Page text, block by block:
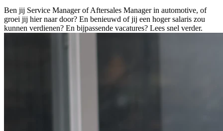
Ben jij Service Manager of Aftersales Manager in automotive, of
groei jij hier naar door? En benieuwd of jij een hoger salaris zou
kunnen verdienen? En bijpassende vacatures? Lees snel verder.